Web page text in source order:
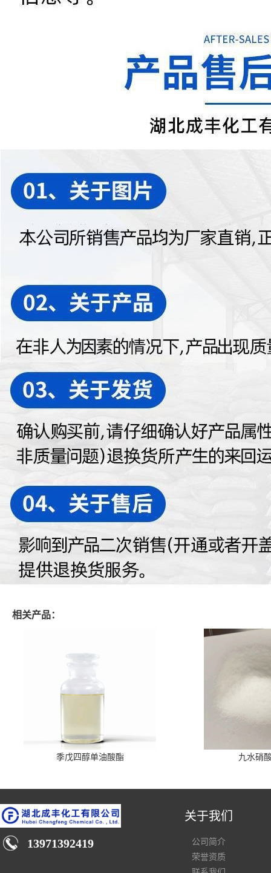
相关产品：
季戊四醇单油酸酯 九水硝
13971392419
关于我们
公司简介
荣誉资质